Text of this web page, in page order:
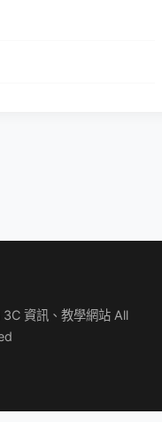
資訊、教學網站 All